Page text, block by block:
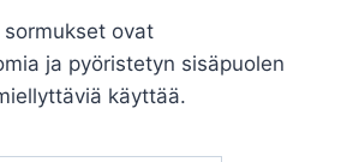
sormukset ovat
ja pyöristetyn sisäpuolen
käyttää.